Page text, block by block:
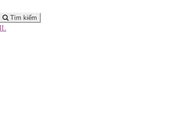
Tìm kiếm